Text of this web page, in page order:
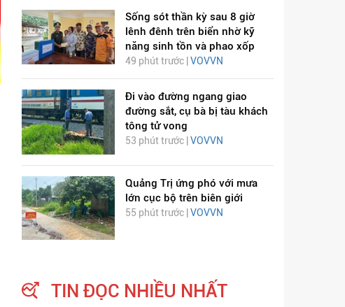
Sống sót thần kỳ sau 8 giờ
lênh đênh trên biển nhờ kỹ
năng sinh tồn và phao xốp
49 phút trước | VOVVN
Đi vào đường ngang giao
đường sắt, cụ bà bị tàu khách
tông tử vong
53 phút trước | VOVVN
Quảng Trị ứng phó với mưa
lớn cục bộ trên biên giới
55 phút trước | VOVVN
TIN ĐỌC NHIỀU NHẤT